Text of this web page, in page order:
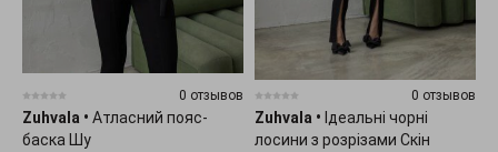
0 отзывов
Zuhvala • Атласний пояс-
баска Шу
0 отзывов
Zuhvala • Ідеальні чорні
лосини з розрізами Скін